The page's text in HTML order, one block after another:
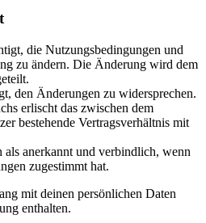
die Nutzungsbedingungen und
zu ändern. Die Änderung wird dem
den Änderungen zu widersprechen.
erlischt das zwischen dem
bestehende Vertragsverhältnis mit
anerkannt und verbindlich, wenn
zugestimmt hat.
mit deinen persönlichen Daten
enthalten.